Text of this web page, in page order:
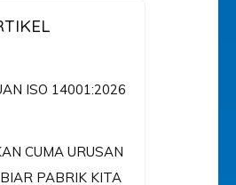
ISO 14001:2026
CUMA URUSAN
PABRIK KITA